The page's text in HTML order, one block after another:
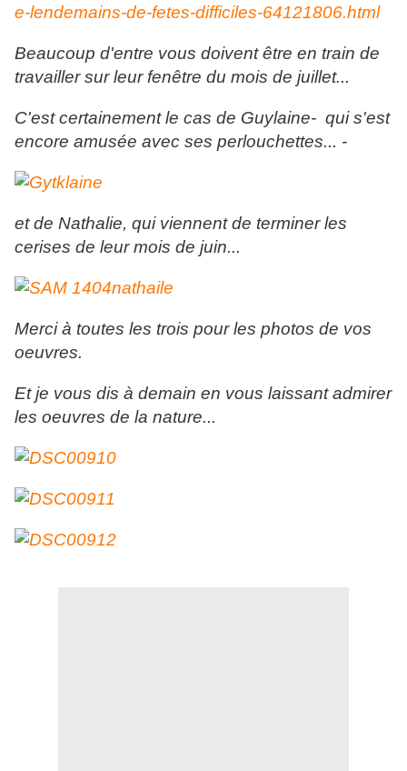
e-lendemains-de-fetes-difficiles-64121806.html
Beaucoup d'entre vous doivent être en train de
travailler sur leur fenêtre du mois de juillet...
C'est certainement le cas de Guylaine- qui s'est
encore amusée avec ses perlouchettes... -
et de Nathalie, qui viennent de terminer les
cerises de leur mois de juin...
Merci à toutes les trois pour les photos de vos
oeuvres.
Et je vous dis à demain en vous laissant admirer
les oeuvres de la nature...